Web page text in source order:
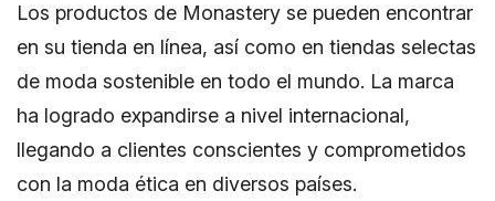
Los productos de Monastery se pueden encontrar
en su tienda en línea, así como en tiendas selectas
de moda sostenible en todo el mundo. La marca
ha logrado expandirse a nivel internacional,
llegando a clientes conscientes y comprometidos
con la moda ética en diversos países.